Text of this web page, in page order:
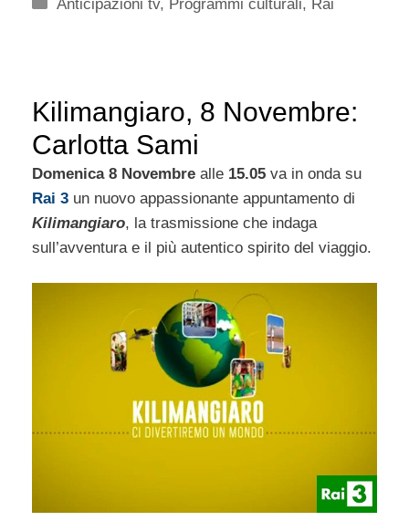
Anticipazioni tv, Programmi culturali, Rai
Kilimangiaro, 8 Novembre:
Carlotta Sami
Domenica 8 Novembre alle 15.05 va in onda su
Rai 3 un nuovo appassionante appuntamento di
Kilimangiaro, la trasmissione che indaga
sull’avventura e il più autentico spirito del viaggio.